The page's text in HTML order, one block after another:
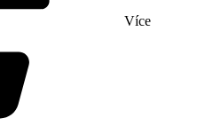
Více